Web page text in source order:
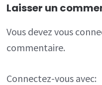
Laisser un
Vous devezvous
commentaire.
Connectez-vous avec: